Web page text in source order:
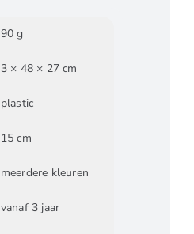
90 g
3 × 48 × 27 cm
plastic
15 cm
meerdere kleuren
vanaf 3 jaar